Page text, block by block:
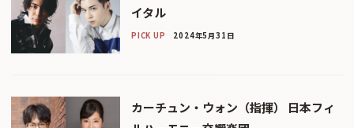
イタル
PICK UP 2024年5月31日
カーチュン・ウォン（指揮） 日本フィ